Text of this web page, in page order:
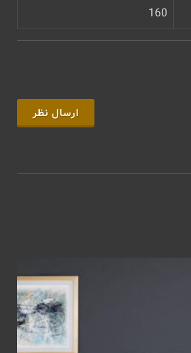
160
ارسال نظر